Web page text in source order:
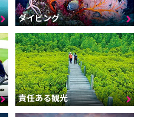
ダイビング
責任ある観光